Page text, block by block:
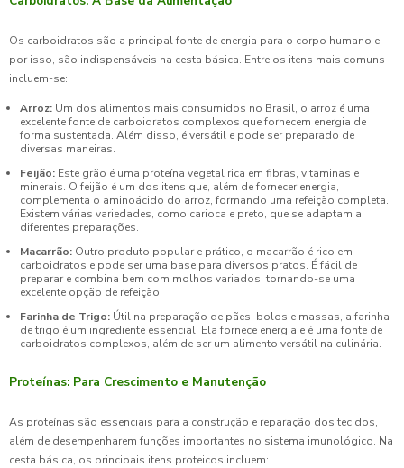
Os carboidratos são a principal fonte de energia para o corpo humano e,
por isso, são indispensáveis na cesta básica. Entre os itens mais comuns
incluem-se:
Arroz: Um dos alimentos mais consumidos no Brasil, o arroz é uma
excelente fonte de carboidratos complexos que fornecem energia de
forma sustentada. Além disso, é versátil e pode ser preparado de
diversas maneiras.
Feijão: Este grão é uma proteína vegetal rica em fibras, vitaminas e
minerais. O feijão é um dos itens que, além de fornecer energia,
complementa o aminoácido do arroz, formando uma refeição completa.
Existem várias variedades, como carioca e preto, que se adaptam a
diferentes preparações.
Macarrão: Outro produto popular e prático, o macarrão é rico em
carboidratos e pode ser uma base para diversos pratos. É fácil de
preparar e combina bem com molhos variados, tornando-se uma
excelente opção de refeição.
Farinha de Trigo: Útil na preparação de pães, bolos e massas, a farinha
de trigo é um ingrediente essencial. Ela fornece energia e é uma fonte de
carboidratos complexos, além de ser um alimento versátil na culinária.
Proteínas: Para Crescimento e Manutenção
As proteínas são essenciais para a construção e reparação dos tecidos,
além de desempenharem funções importantes no sistema imunológico. Na
cesta básica, os principais itens proteicos incluem: